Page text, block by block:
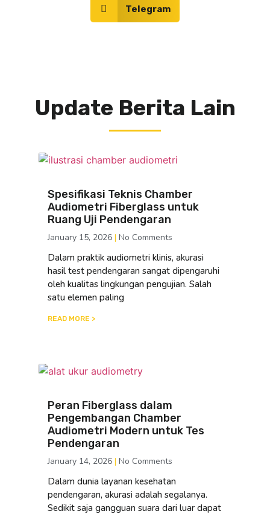
Telegram
Update Berita Lain
Spesifikasi Teknis Chamber
Audiometri Fiberglass untuk
Ruang Uji Pendengaran
January 15, 2026 No Comments
Dalam praktik audiometri klinis, akurasi
hasil test pendengaran sangat dipengaruhi
oleh kualitas lingkungan pengujian. Salah
satu elemen paling
READ MORE >
Peran Fiberglass dalam
Pengembangan Chamber
Audiometri Modern untuk Tes
Pendengaran
January 14, 2026 No Comments
Dalam dunia layanan kesehatan
pendengaran, akurasi adalah segalanya.
Sedikit saja gangguan suara dari luar dapat